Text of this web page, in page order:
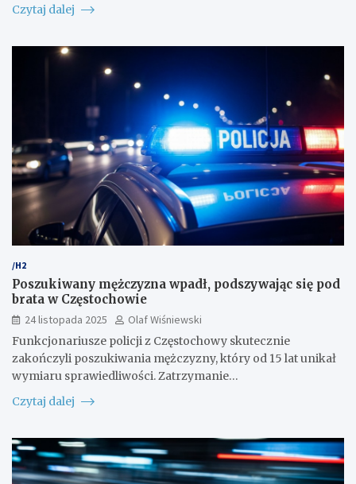
Czytaj dalej
/H2
Poszukiwany mężczyzna wpadł, podszywając się pod
brata w Częstochowie
24 listopada 2025
Olaf Wiśniewski
Funkcjonariusze policji z Częstochowy skutecznie
zakończyli poszukiwania mężczyzny, który od 15 lat unikał
wymiaru sprawiedliwości. Zatrzymanie…
Czytaj dalej